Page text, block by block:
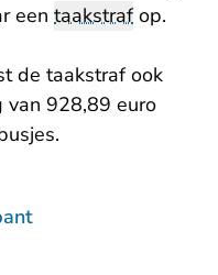
een taakstrafop.
de taakstraf ook
van 928,89 euro